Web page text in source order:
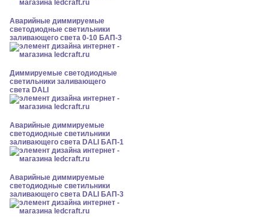
Аварийные диммируемые
светодиодные светильники
заливающего света 0-10 БАП-3
Диммируемые светодиодные
светильники заливающего
света DALI
Аварийные диммируемые
светодиодные светильники
заливающего света DALI БАП-1
Аварийные диммируемые
светодиодные светильники
заливающего света DALI БАП-3